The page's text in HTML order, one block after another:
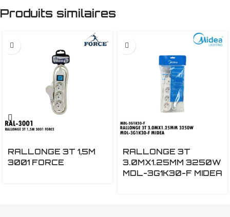
Produits similaires
RALLONGE 3T 1,5M
3001 FORCE
RALLONGE 3T
3.0MX1.25MM 3250W
MDL-3G1K30-F MIDEA